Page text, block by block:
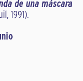
de una máscara
1991).